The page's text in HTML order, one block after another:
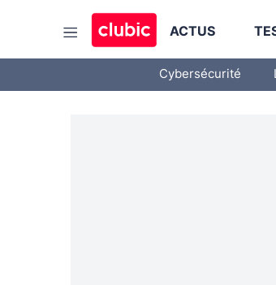
ACTUS
Cybersécurité